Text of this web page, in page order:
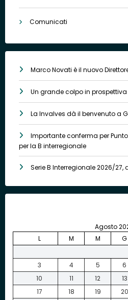
Comunicati
Marco Novati è il nuovo
Un grande colpo in prospettiva
La Invalves dà il benvenuto a
Importante conferma per
per la B interregionale
Serie B Interregionale 2026/
Agosto
L
M M G
3
4 5 6
10
11 12 13
17
18 19 20